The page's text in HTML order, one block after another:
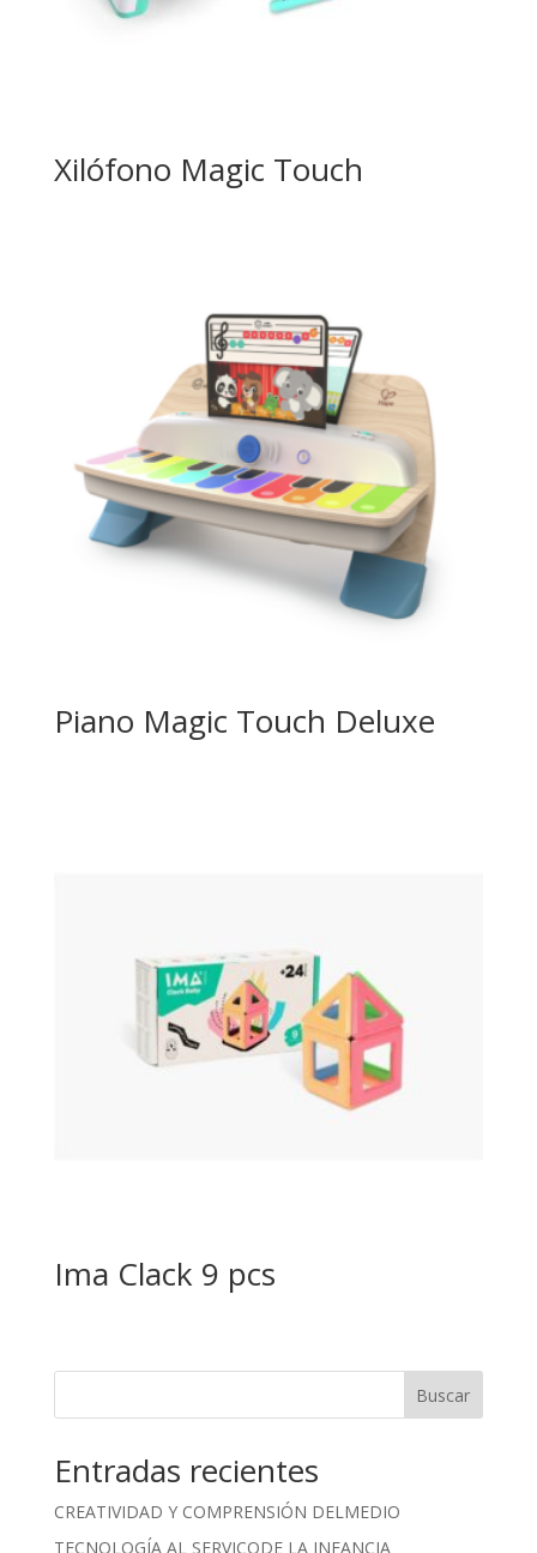
Xilófono Magic Touch
Piano Magic Touch Deluxe
Ima Clack 9 pcs
Buscar
Entradas recientes
CREATIVIDAD Y COMPRENSIÓN DELMEDIO
TECNOLOGÍA AL SERVICODE LA INFANCIA